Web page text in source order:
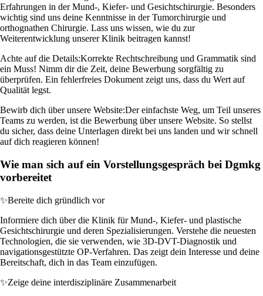
Erfahrungen in der Mund-, Kiefer- und Gesichtschirurgie. Besonders
wichtig sind uns deine Kenntnisse in der Tumorchirurgie und
orthognathen Chirurgie. Lass uns wissen, wie du zur
Weiterentwicklung unserer Klinik beitragen kannst!
Achte auf die Details:Korrekte Rechtschreibung und Grammatik sind
ein Muss! Nimm dir die Zeit, deine Bewerbung sorgfältig zu
überprüfen. Ein fehlerfreies Dokument zeigt uns, dass du Wert auf
Qualität legst.
Bewirb dich über unsere Website:Der einfachste Weg, um Teil unseres
Teams zu werden, ist die Bewerbung über unsere Website. So stellst
du sicher, dass deine Unterlagen direkt bei uns landen und wir schnell
auf dich reagieren können!
Wie man sich auf ein Vorstellungsgespräch bei Dgmkg
vorbereitet
✨Bereite dich gründlich vor
Informiere dich über die Klinik für Mund-, Kiefer- und plastische
Gesichtschirurgie und deren Spezialisierungen. Verstehe die neuesten
Technologien, die sie verwenden, wie 3D-DVT-Diagnostik und
navigationsgestützte OP-Verfahren. Das zeigt dein Interesse und deine
Bereitschaft, dich in das Team einzufügen.
✨Zeige deine interdisziplinäre Zusammenarbeit